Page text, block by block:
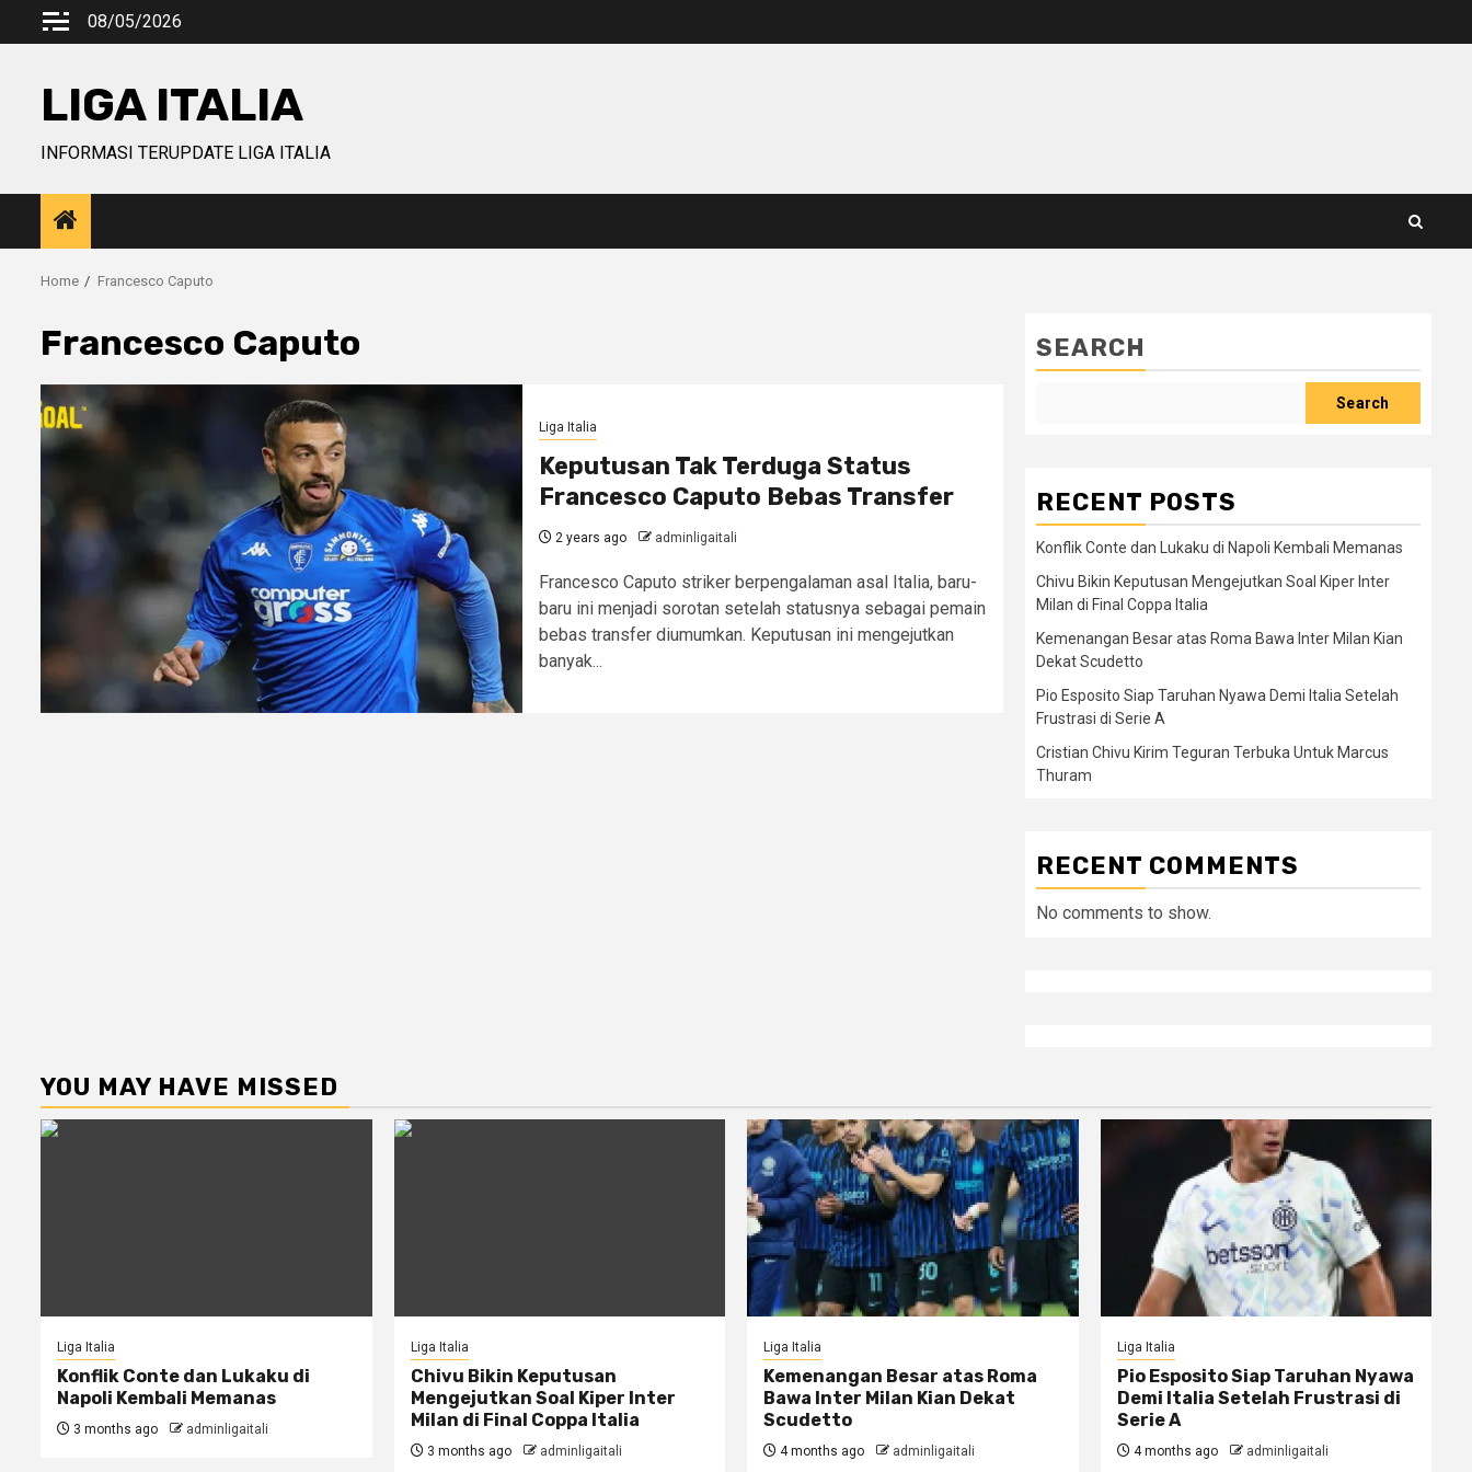
08/05/2026
LIGA ITALIA
INFORMASI TERUPDATE LIGA ITALIA
Home Francesco Caputo
Francesco Caputo
Liga Italia
Keputusan Tak Terduga Status
Francesco Caputo Bebas Transfer
2 years ago adminligaitali
Francesco Caputo striker berpengalaman asal Italia, baru-
baru ini menjadi sorotan setelah statusnya sebagai pemain
bebas transfer diumumkan. Keputusan ini mengejutkan
banyak...
SEARCH
Search
RECENT POSTS
Konflik Conte dan Lukaku di Napoli Kembali Memanas
Chivu Bikin Keputusan Mengejutkan Soal Kiper Inter
Milan di Final Coppa Italia
Kemenangan Besar atas Roma Bawa Inter Milan Kian
Dekat Scudetto
Pio Esposito Siap Taruhan Nyawa Demi Italia Setelah
Frustrasi di Serie A
Cristian Chivu Kirim Teguran Terbuka Untuk Marcus
Thuram
RECENT COMMENTS
No comments to show.
YOU MAY HAVE MISSED
Liga Italia
Konflik Conte dan Lukaku di
Napoli Kembali Memanas
3 months ago adminligaitali
Liga Italia
Chivu Bikin Keputusan
Mengejutkan Soal Kiper Inter
Milan di Final Coppa Italia
3 months ago adminligaitali
Liga Italia
Kemenangan Besar atas Roma
Bawa Inter Milan Kian Dekat
Scudetto
4 months ago adminligaitali
Liga Italia
Pio Esposito Siap Taruhan Nyawa
Demi Italia Setelah Frustrasi di
Serie A
4 months ago adminligaitali